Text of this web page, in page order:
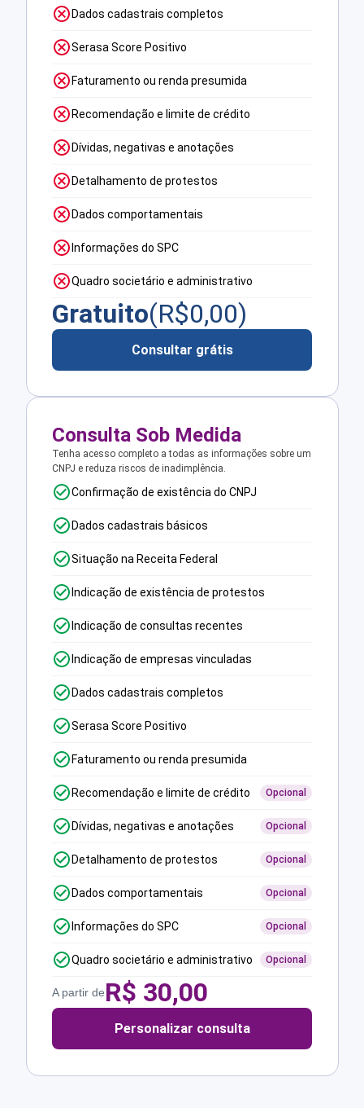
Dados cadastrais completos
Serasa Score Positivo
Faturamento ou renda presumida
Recomendação e limite de crédito
Dívidas, negativas e anotações
Detalhamento de protestos
Dados comportamentais
Informações do SPC
Quadro societário e administrativo
Gratuito(R$0,00)
Consultar grátis
Consulta Sob Medida
Tenha acesso completo a todas as informações sobre um
CNPJ e reduza riscos de inadimplência.
Confirmação de existência do CNPJ
Dados cadastrais básicos
Situação na Receita Federal
Indicação de existência de protestos
Indicação de consultas recentes
Indicação de empresas vinculadas
Dados cadastrais completos
Serasa Score Positivo
Faturamento ou renda presumida
Recomendação e limite de crédito Opcional
Dívidas, negativas e anotações Opcional
Detalhamento de protestos Opcional
Dados comportamentais Opcional
Informações do SPC Opcional
Quadro societário e administrativo Opcional
A partir deR$ 30,00
Personalizar consulta